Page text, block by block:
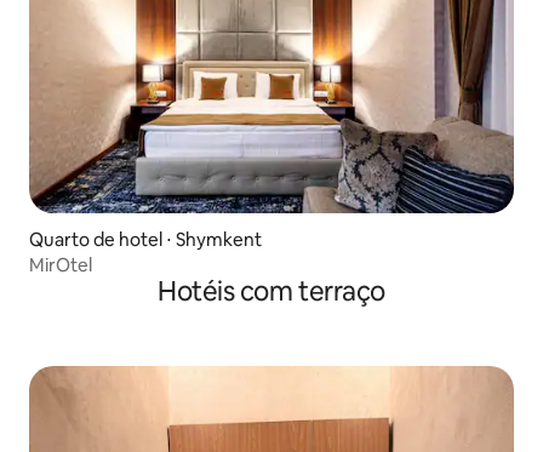
Quarto de hotel ⋅ Shymkent
MirOtel
Hotéis com terraço